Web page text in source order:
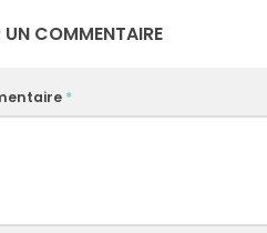
UN COMMENTAIRE
*